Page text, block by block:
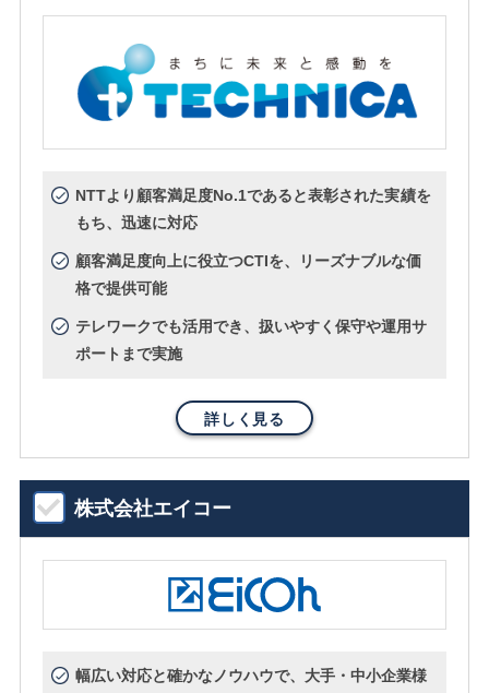
NTTより顧客満足度No.1であると表彰された実績を
もち、迅速に対応
顧客満足度向上に役立つCTIを、リーズナブルな価
格で提供可能
テレワークでも活用でき、扱いやすく保守や運用サ
ポートまで実施
詳しく見る
株式会社エイコー
幅広い対応と確かなノウハウで、大手・中小企業様